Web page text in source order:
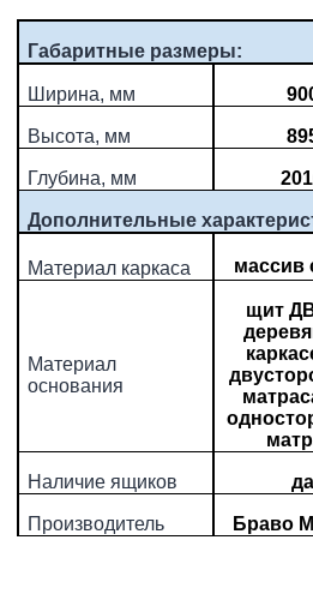
Габаритные размеры:
Ширина, мм
Высота, мм
Глубина, мм
Дополнительные
Материал каркаса массив
Материал
основания
щит
Наличие ящиков да
Производитель Браво